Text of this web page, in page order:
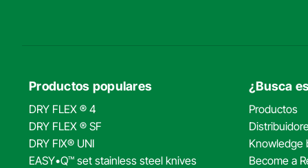
Ring's End - New Milford
140 Danbury Road
New Milford, CT 06776
Route
+18603543939
Website
Productos populares
DRY FLEX ® 4
DRY FLEX ® SF
DRY FIX® UNI
EASY•Q™ set stainless steel knives
¿Busca
Productos
Knowledge
Become a